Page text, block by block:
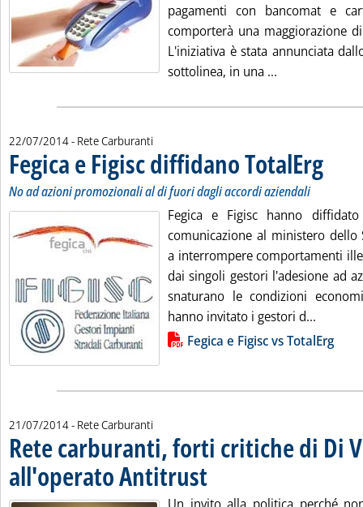
pagamenti con bancomat e
comporterà una maggiorazione
L'iniziativa è stata annunciata
sottolinea, in una ...
22/07/2014- Rete Carburanti
Fegica e Figisc diffidano TotalErg..
No ad azioni promozionali al di fuori dagli accordi aziendali
Fegica e Figisc hanno
comunicazione al ministero dello
a interrompere comportamenti
dai singoli gestori l'adesione ad
snaturano le condizioni
hanno invitato i gestori d...
Lista allegati PDF alla notiziaFegica e Figisc vs TotalErg
21/07/2014- Rete Carburanti
Rete carburanti, forti critiche di Di
all'operato Antitrust